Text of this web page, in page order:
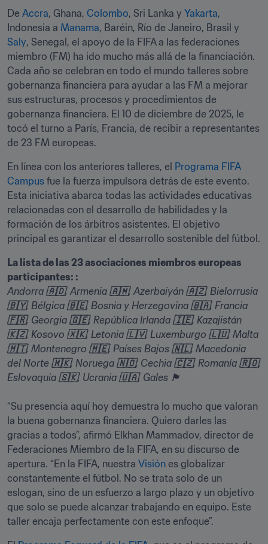
De Accra, Ghana, Colombo, Sri Lanka y Yakarta,
Indonesia a Manama
Saly, Senegal, el apoyo de la FIFA a las federaciones
miembro (FM) ha ido mucho más allá de la financiación.
Cada año se celebran en todo el mundo talleres sobre
gobernanza financiera para ayudar a las FM a mejorar
sus estructuras, procesos y procedimientos de
gobernanza financiera. El 10 de diciembre de 2025, le
tocó el turno a París, Francia, de recibir a representantes
de 23 FM europeas.
En línea con los anteriores talleres, el Programa FIFA
Campus fue la fuerza impulsora detrás de este evento.
Esta iniciativa abarca todas las actividades educativas
relacionadas con el desarrollo de habilidades y la
formación de los árbitros asistentes. El objetivo
principal es garantizar el desarrollo sostenible del fútbol.
La lista de las 23 asociaciones miembros europeas
Andorra 🇦🇩, Armenia 🇦🇲, Azerbaiyán 🇦🇿, Bielorrusia
🇧🇾, Bélgica 🇧🇪, Bosnia y Herzegovina 🇧🇦, Francia
🇫🇷, Georgia 🇬🇪, República Irlanda 🇮🇪, Kazajistán
🇰🇿, Kosovo 🇽🇰, Letonia 🇱🇻, Luxemburgo 🇱🇺, Malta
🇲🇹, Montenegro 🇲🇪, Países Bajos 🇳🇱, Macedonia
del Norte 🇲🇰, Noruega 🇳🇴, Cechia 🇨🇿, Romanía 🇷🇴,
Eslovaquia 🇸🇰, Ucrania 🇺🇦, Gales 🏴󠁧󠁢󠁷󠁬󠁳󠁿
“Su presencia aquí hoy demuestra lo mucho que valoran
la buena gobernanza financiera. Quiero darles las
gracias a todos”, afirmó Elkhan Mammadov, director de
Federaciones Miembro de la FIFA, en su discurso de
apertura. “En la FIFA, nuestra Visión es globalizar
constantemente el fútbol. No se trata solo de un
eslogan, sino de un esfuerzo a largo plazo y un objetivo
que solo se puede alcanzar trabajando en equipo. Este
taller encaja perfectamente con este enfoque”.